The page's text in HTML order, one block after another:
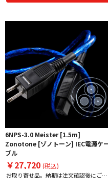
6NPS-3.0 Meister [1.5m]
Zonotone [ゾノトーン] IEC電源ケ
ブル
￥27,720 (税込)
お取り寄せ品。納期は注文確認後にご案